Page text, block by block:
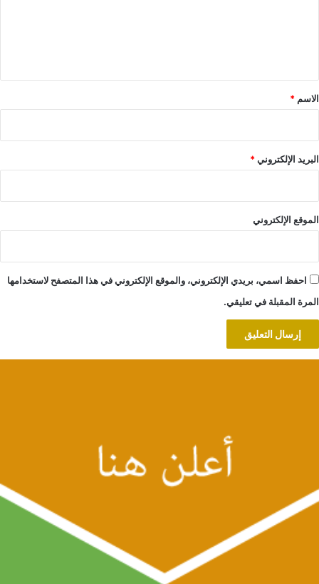
*
الاسم *
البريد الإلكتروني*
الموقع الإلكتروني
احفظ اسمي، بريدي الإلكتروني، والموقع الإلكتروني في هذا المتصفح لاستخدامها
المرة المقبلة في تعليقي.